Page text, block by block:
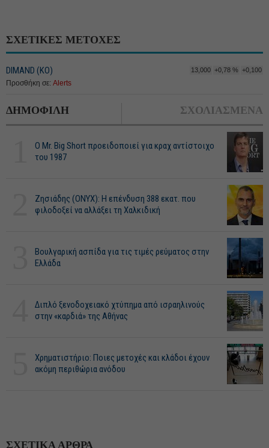
ΣΧΕΤΙΚΕΣ ΜΕΤΟΧΕΣ
DIMAND (ΚΟ) 13,000 +0,78 % +0,100
Προσθήκη σε: Alerts
ΔΗΜΟΦΙΛΗ ΣΧΟΛΙΑΣΜΕΝΑ
O Mr. Big Short προειδοποιεί για κραχ αντίστοιχο
του 1987
Ζησιάδης (ONYX): Η επένδυση 388 εκατ. που
φιλοδοξεί να αλλάξει τη Χαλκιδική
Βουλγαρική ασπίδα για τις τιμές ρεύματος στην
Ελλάδα
Διπλό ξενοδοχειακό χτύπημα από ισραηλινούς
στην «καρδιά» της Αθήνας
Χρηματιστήριο: Ποιες μετοχές και κλάδοι έχουν
ακόμη περιθώρια ανόδου
ΣΧΕΤΙΚΑ ΑΡΘΡΑ